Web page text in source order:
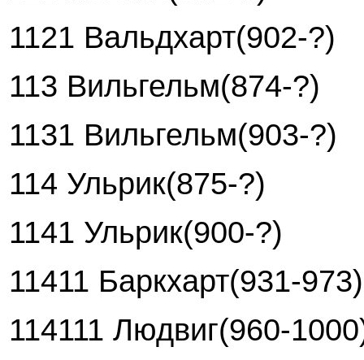
1121 Вальдхарт(902-?)
113 Вильгельм(874-?)
1131 Вильгельм(903-?)
114 Ульрик(875-?)
1141 Ульрик(900-?)
11411 Баркхарт(931-
114111 Людвиг(960-